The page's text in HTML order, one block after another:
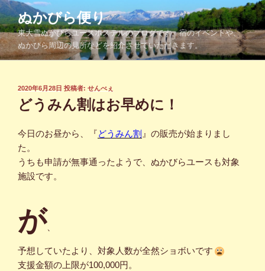
コ
ン
テ
ン
ツ
ぬかびら便り
東大雪ぬかびらユースホステルのブログです。宿のイベントや、
ぬかびら周辺の見所などを紹介させていただきます。
投
稿
日:
2020年6月28日 投稿者: せんべぇ
どうみん割はお早めに！
今日のお昼から、『どうみん割 』の販売が始まりまし
た。
うちも申請が無事通ったようで、ぬかびらユースも対象
施設です。
が
予想していたより、対象人数が全然ショボいです
支援金額の上限が100,000円。